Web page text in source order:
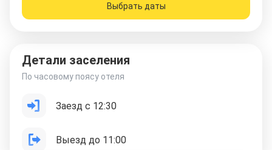
Выбрать даты
Детали заселения
По часовому поясу отеля
Заезд с 12:30
Выезд до 11:00